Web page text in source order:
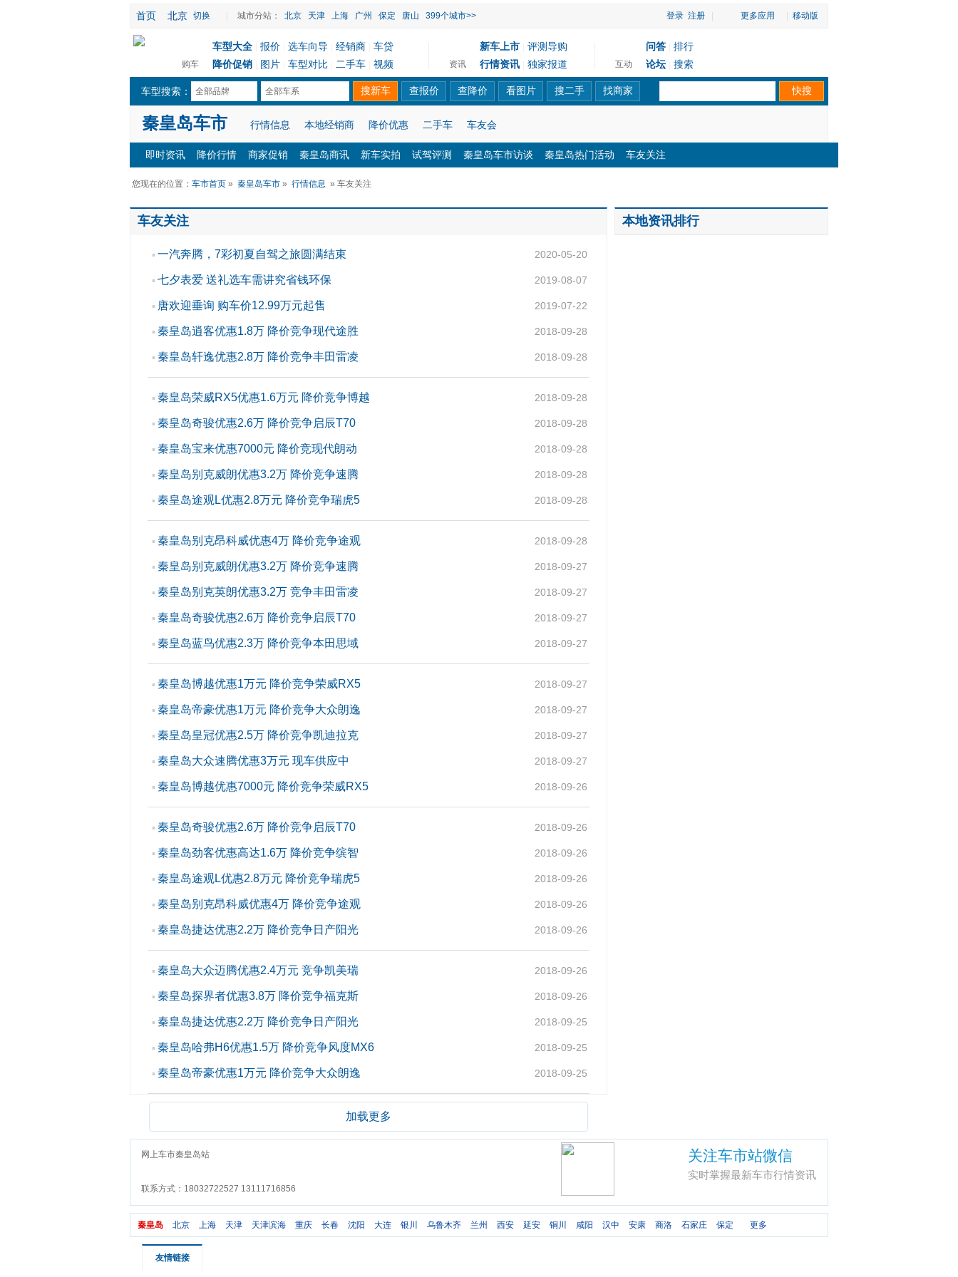
首页 北京 切换 城市分站： 北京 天津 上海 广州 保定 唐山 399个城市>> 移动版
更多应用
登录 注册
购车
车型大全 报价 选车向导 经销商
车贷
降价促销
图片 车型对比 二手车 视频 资讯
新车上市
评测导购
行情资讯
独家报道 互动
问答
排行
论坛
搜索
车型搜索： 全部品牌 全部车系
秦皇岛车市 行情信息 本地经销商 降价优惠 二手车 车友会
即时资讯 降价行情 商家促销 秦皇岛商讯 新车实拍 试驾评测 秦皇岛车市访谈 秦皇岛热门活动 车友关注
您现在的位置： 车市首页 » 秦皇岛车市 » 行情信息 » 车友关注
车友关注
2020-05-20
▪ 一汽奔腾，7彩初夏自驾之旅圆满结束
2019-08-07
▪ 七夕表爱 送礼选车需讲究省钱环保
2019-07-22
▪ 唐欢迎垂询 购车价12.99万元起售
2018-09-28
▪ 秦皇岛逍客优惠1.8万 降价竞争现代途胜
2018-09-28
▪ 秦皇岛轩逸优惠2.8万 降价竞争丰田雷凌
2018-09-28
▪ 秦皇岛荣威RX5优惠1.6万元 降价竞争博越
2018-09-28
▪ 秦皇岛奇骏优惠2.6万 降价竞争启辰T70
2018-09-28
▪ 秦皇岛宝来优惠7000元 降价竞现代朗动
2018-09-28
▪ 秦皇岛别克威朗优惠3.2万 降价竞争速腾
2018-09-28
▪ 秦皇岛途观L优惠2.8万元 降价竞争瑞虎5
2018-09-28
▪ 秦皇岛别克昂科威优惠4万 降价竞争途观
2018-09-27
▪ 秦皇岛别克威朗优惠3.2万 降价竞争速腾
2018-09-27
▪ 秦皇岛别克英朗优惠3.2万 竞争丰田雷凌
2018-09-27
▪ 秦皇岛奇骏优惠2.6万 降价竞争启辰T70
2018-09-27
▪ 秦皇岛蓝鸟优惠2.3万 降价竞争本田思域
2018-09-27
▪ 秦皇岛博越优惠1万元 降价竞争荣威RX5
2018-09-27
▪ 秦皇岛帝豪优惠1万元 降价竞争大众朗逸
2018-09-27
▪ 秦皇岛皇冠优惠2.5万 降价竞争凯迪拉克
2018-09-27
▪ 秦皇岛大众速腾优惠3万元 现车供应中
2018-09-26
▪ 秦皇岛博越优惠7000元 降价竞争荣威RX5
2018-09-26
▪ 秦皇岛奇骏优惠2.6万 降价竞争启辰T70
2018-09-26
▪ 秦皇岛劲客优惠高达1.6万 降价竞争缤智
2018-09-26
▪ 秦皇岛途观L优惠2.8万元 降价竞争瑞虎5
2018-09-26
▪ 秦皇岛别克昂科威优惠4万 降价竞争途观
2018-09-26
▪ 秦皇岛捷达优惠2.2万 降价竞争日产阳光
2018-09-26
▪ 秦皇岛大众迈腾优惠2.4万元 竞争凯美瑞
2018-09-26
▪ 秦皇岛探界者优惠3.8万 降价竞争福克斯
2018-09-25
▪ 秦皇岛捷达优惠2.2万 降价竞争日产阳光
2018-09-25
▪ 秦皇岛哈弗H6优惠1.5万 降价竞争风度MX6
2018-09-25
▪ 秦皇岛帝豪优惠1万元 降价竞争大众朗逸
加载更多
本地资讯排行
关注车市站微信
实时掌握最新车市行情资讯
网上车市秦皇岛站
联系方式：18032722527 13111716856
秦皇岛 北京 上海 天津 天津滨海 重庆 长春 沈阳 大连 银川 乌鲁木齐 兰州 西安 延安 铜川 咸阳 汉中 安康 商洛 石家庄 保定 更多
友情链接